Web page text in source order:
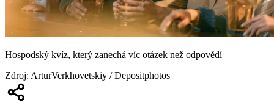
Hospodský kvíz, který zanechá víc otázek než odpovědí
Zdroj: ArturVerkhovetskiy / Depositphotos